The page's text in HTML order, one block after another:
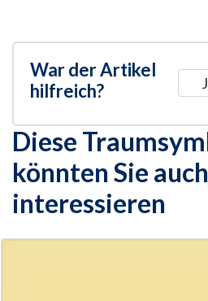
War der Artikel
hilfreich?
Diese
könnten Sie auch
interessieren